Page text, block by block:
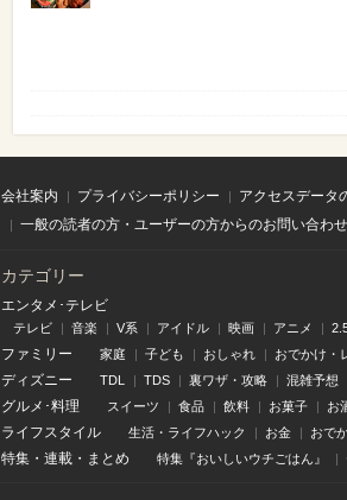
会社案内 プライバシーポリシー アクセスデータ
一般の読者の方・ユーザーの方からのお問い合わせ
カテゴリー
エンタメ･テレビ
テレビ 音楽 V系 アイドル 映画 アニメ
ファミリー 家庭 子ども おしゃれ おでかけ・
ディズニー TDL TDS 裏ワザ・攻略 混雑予想
グルメ･料理 スイーツ 食品 飲料 お菓子 お
ライフスタイル 生活・ライフハック お金 おで
特集 ・ 連載 ・ まとめ 特集『おいしいウチごはん』